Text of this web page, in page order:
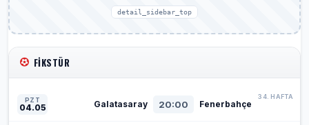
detail_sidebar_top
FIKSTÜR
PZT
04.05 Galatasaray 20:00 Fenerbahçe
34. HAFTA